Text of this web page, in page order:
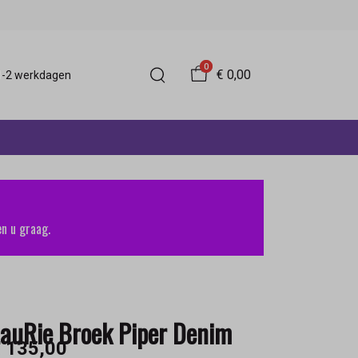
2 werkdagen
0
€ 0,00
u graag.
Broek Piper Denim
135,00